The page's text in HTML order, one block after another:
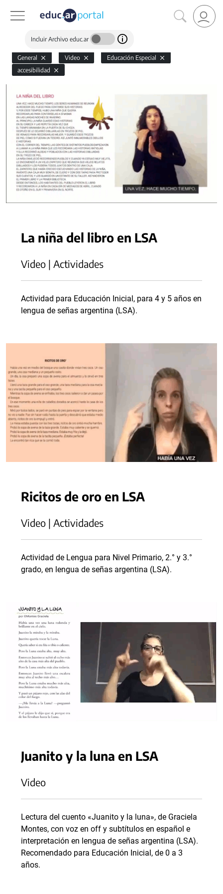
Incluir Archivo educ.ar
General Video
Educación Especial
accesibilidad
La niña del libro en LSA
Video | Actividades
Actividad para Educación Inicial, para 4 y 5 años en
lengua de señas argentina (LSA).
Ricitos de oro en LSA
Video | Actividades
Actividad de Lengua para Nivel Primario, 2.° y 3.°
grado, en lengua de señas argentina (LSA).
Juanito y la luna en LSA
Video
Lectura del cuento «Juanito y la luna», de Graciela
Montes, con voz en off y subtítulos en español e
interpretación en lengua de señas argentina (LSA).
Recomendado para Educación Inicial, de 0 a 3
años.